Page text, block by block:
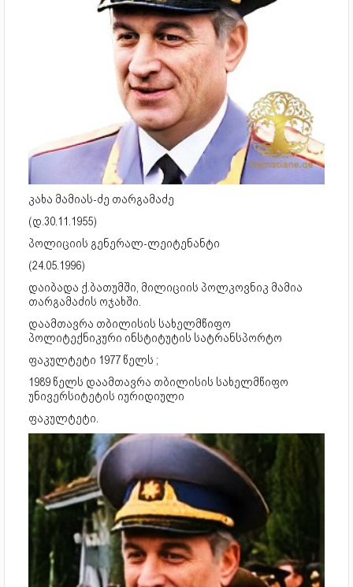
კახა მამიას-ძე თარგამაძე
(დ.30.11.1955)
პოლიციის გენერალ-ლეიტენანტი
(24.05.1996)
დაიბადა ქ.ბათუმში, მილიციის პოლკოვნიკ მამია
თარგამაძის ოჯახში.
დაამთავრა თბილისის სახელმწიფო
პოლიტექნიკური ინსტიტუტის სატრანსპორტო
ფაკულტეტი 1977 წელს ;
1989 წელს დაამთავრა თბილისის სახელმწიფო
უნივერსიტეტის იურიდიული
ფაკულტეტი.